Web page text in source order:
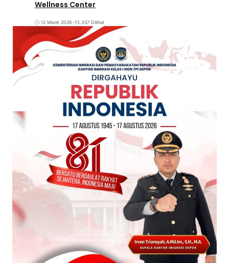
Wellness Center
12 Maret 2026•13.357 Dilihat